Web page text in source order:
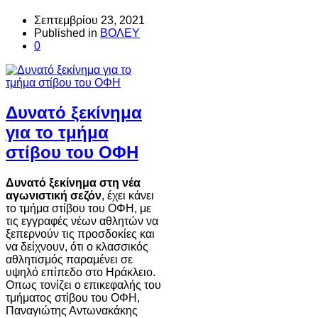
Σεπτεμβρίου 23, 2021
Published in ΒΟΛΕΥ
0
Δυνατό ξεκίνημα
για το τμήμα
στίβου του ΟΦΗ
Δυνατό ξεκίνημα στη νέα
αγωνιστική σεζόν, έχει κάνει
το τμήμα στίβου του ΟΦΗ, με
τις εγγραφές νέων αθλητών να
ξεπερνούν τις προσδοκίες και
να δείχνουν, ότι ο κλασσικός
αθλητισμός παραμένει σε
υψηλό επίπεδο στο Ηράκλειο.
Οπως τονίζει ο επικεφαλής του
τμήματος στίβου του ΟΦΗ,
Παναγιώτης Αντωνακάκης